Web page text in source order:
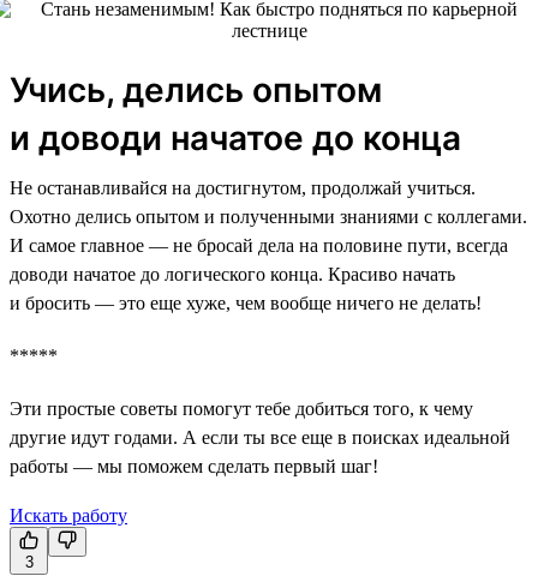
Учись, делись опытом
и доводи начатое до конца
Не останавливайся на достигнутом, продолжай учиться.
Охотно делись опытом и полученными знаниями с коллегами.
И самое главное — не бросай дела на половине пути, всегда
доводи начатое до логического конца. Красиво начать
и бросить — это еще хуже, чем вообще ничего не делать!
*****
Эти простые советы помогут тебе добиться того, к чему
другие идут годами. А если ты все еще в поисках идеальной
работы — мы поможем сделать первый шаг!
Искать работу
3